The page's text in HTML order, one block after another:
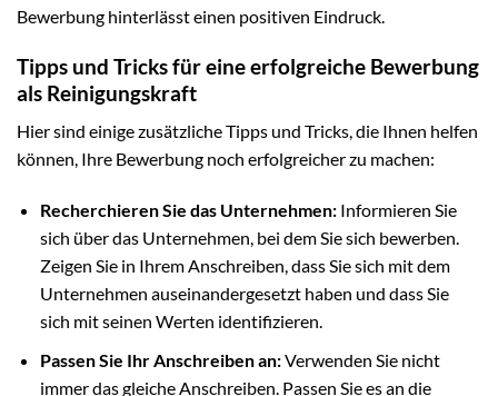
Bewerbung hinterlässt einen positiven Eindruck.
Tipps und Tricks für eine erfolgreiche Bewerbung
als Reinigungskraft
Hier sind einige zusätzliche Tipps und Tricks, die Ihnen helfen
können, Ihre Bewerbung noch erfolgreicher zu machen:
Recherchieren Sie das Unternehmen:Informieren Sie
sich über das Unternehmen, bei dem Sie sich bewerben.
Zeigen Sie in Ihrem Anschreiben, dass Sie sich mit dem
Unternehmen auseinandergesetzt haben und dass Sie
sich mit seinen Werten identifizieren.
Passen Sie Ihr Anschreiben an:Verwenden Sie nicht
immer das gleiche Anschreiben. Passen Sie es an die